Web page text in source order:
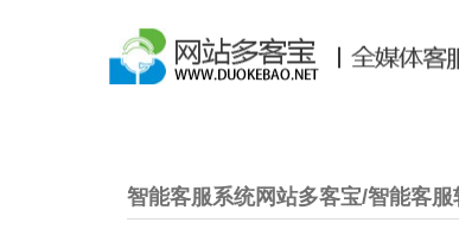
智能客服系统网站多客宝/智能客